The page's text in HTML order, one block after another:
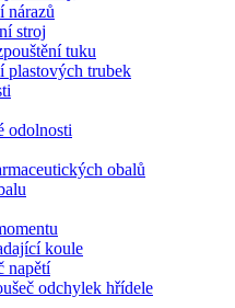
nárazů
stroj
tuku
plastových trubek
odolnosti
obalů
koule
napětí
odchylek hřídele